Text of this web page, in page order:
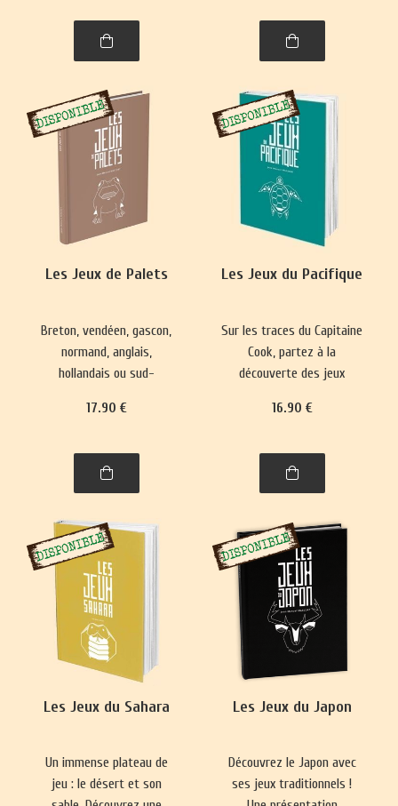
spiritualité. Un voyage
captivant dans l’histoire,
Les Jeux de Palets
Breton, vendéen, gascon,
normand, anglais,
hollandais ou sud-
se pratique presque
emmènera à la découverte
de nombre de ses
peu surprenantes.
17.90 €
Les Jeux du Pacifique
Sur les traces du Capitaine
Cook, partez à la
découverte des jeux
Nouvelle-Zélande,
de Brunei.
16.90 €
Les Jeux du Sahara
Un immense plateau de
jeu : le désert et son
Les Jeux du Japon
Découvrez le Japon avec
ses jeux traditionnels !